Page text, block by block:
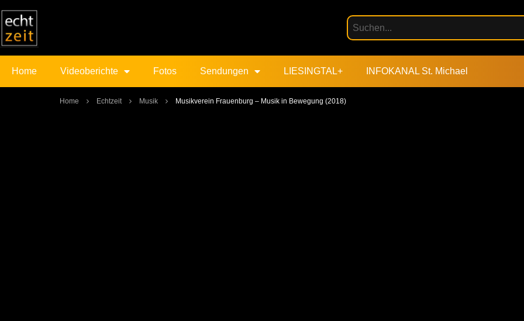
Home Videoberichte Fotos Sendungen LIESINGTAL+ INFOKANAL St. Michael
Home Echtzeit Musik Musikverein Frauenburg – Musik in Bewegung (2018)